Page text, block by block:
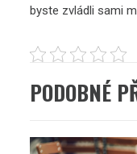
byste zvládli sami
PODOBNÉ